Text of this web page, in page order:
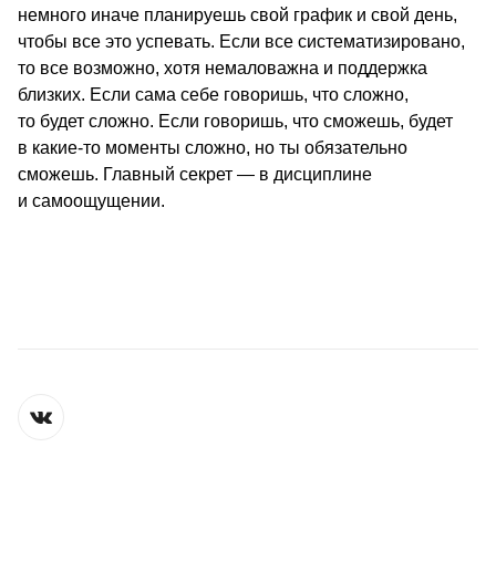
немного иначе планируешь свой график и свой день,
чтобы все это успевать. Если все систематизировано,
то все возможно, хотя немаловажна и поддержка
близких. Если сама себе говоришь, что сложно,
то будет сложно. Если говоришь, что сможешь, будет
в какие-то моменты сложно, но ты обязательно
сможешь. Главный секрет ― в дисциплине
и самоощущении.